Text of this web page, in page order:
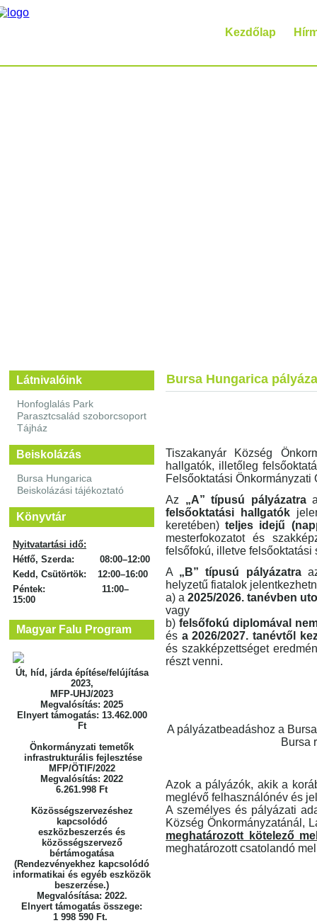
Kezdőlap
Látnivalóink
Honfoglalás Park
Parasztcsalád szoborcsoport
Tájház
Beiskolázás
Bursa Hungarica
Beiskolázási tájékoztató
Könyvtár
Nyitvatartási idő:
Hétfő, Szerda: 08:00–12:00
Kedd, Csütörtök: 12:00–16:00
Péntek: 11:00–
15:00
Magyar Falu Program
Út, híd, járda építése/felújítása
2023,
MFP-UHJ/2023
Megvalósítás: 2025
Elnyert támogatás: 13.462.000
Ft
Önkormányzati temetők
infrastrukturális fejlesztése
MFP/ÖTIF/2022
Megvalósítás: 2022
6.261.998 Ft
Közösségszervezéshez
kapcsolódó
eszközbeszerzés és
közösségszervező
bértámogatása
(Rendezvényekhez kapcsolódó
informatikai és egyéb eszközök
beszerzése.)
Megvalósítása: 2022.
Elnyert támogatás összege:
1 998 590 Ft.
Bursa Hungarica
Tiszakanyár Község
hallgatók, illetőleg
Felsőoktatási
Az „A” típusú pályázatra
felsőoktatási hallgatók
keretében) teljes idejű
mesterfokozatot és
felsőfokú, illetve
A „B” típusú pályázatra
helyzetű fiatalok
a) a 2025/2026. tanévben
vagy
b) felsőfokú diplomával
és a 2026/2027. tanévtől
és szakképzettséget
részt venni.
A pályázatbeadáshoz a
Bursa
Azok a pályázók, akik a
meglévő felhasználónév és
A személyes és pályázati
Község Önkormányzatánál,
meghatározott kötelező
meghatározott csatolandó